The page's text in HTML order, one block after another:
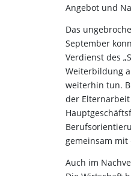
Angebot und
Das
September
Verdienst des
Weiterbildung
weiterhin tun.
der
gemeinsam
Auch im